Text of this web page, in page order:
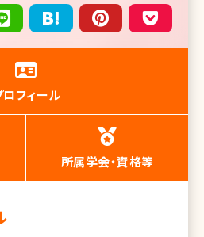
ロフィール
所属学会・資格等